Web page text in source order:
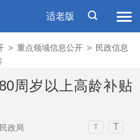
适老版
> 重点领域信息公开 > 民政信息
周岁以上高龄补贴
政局 T T